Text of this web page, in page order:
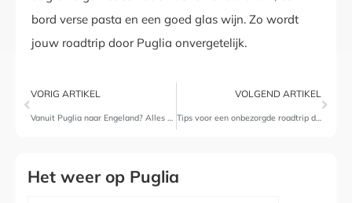
bord verse pasta en een goed glas wijn. Zo wordt
jouw roadtrip door Puglia onvergetelijk.
VORIG ARTIKEL
Vanuit Puglia naar Engeland? Alles wat je moet weten om een visum aan te vragen!
VOLGEND ARTIKEL
Tips voor een onbezorgde roadtrip door Puglia
Het weer op Puglia